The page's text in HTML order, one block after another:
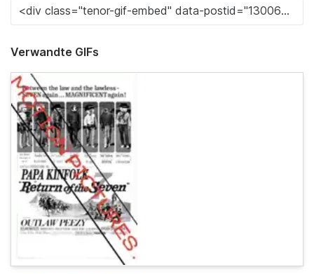
Verwandte GIFs